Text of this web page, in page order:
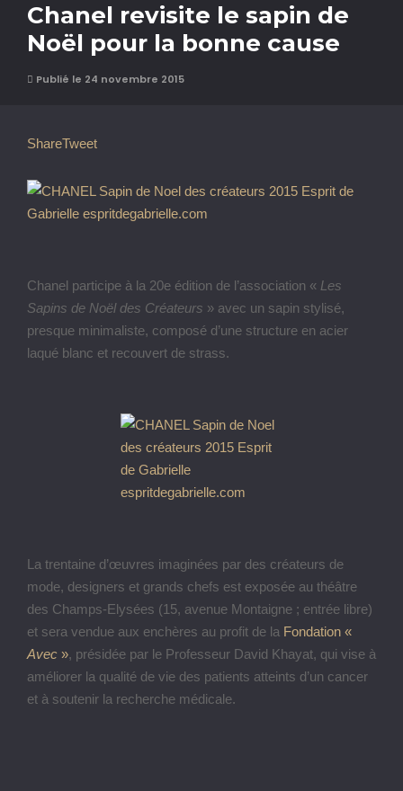
Chanel revisite le sapin de
Noël pour la bonne cause
Publié le 24 novembre 2015
ShareTweet
Chanel participe à la 20e édition de l’association « Les
Sapins de Noël des Créateurs » avec un sapin stylisé,
presque minimaliste, composé d’une structure en acier
laqué blanc et recouvert de strass.
La trentaine d’œuvres imaginées par des créateurs de
mode, designers et grands chefs est exposée au théâtre
des Champs-Elysées (15, avenue Montaigne ; entrée libre)
et sera vendue aux enchères au profit de la Fondation «
Avec », présidée par le Professeur David Khayat, qui vise à
améliorer la qualité de vie des patients atteints d’un cancer
et à soutenir la recherche médicale.